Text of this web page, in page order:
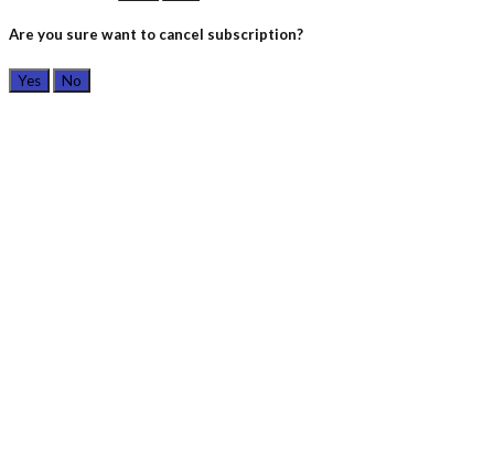
Are you sure want to cancel subscription?
Yes No